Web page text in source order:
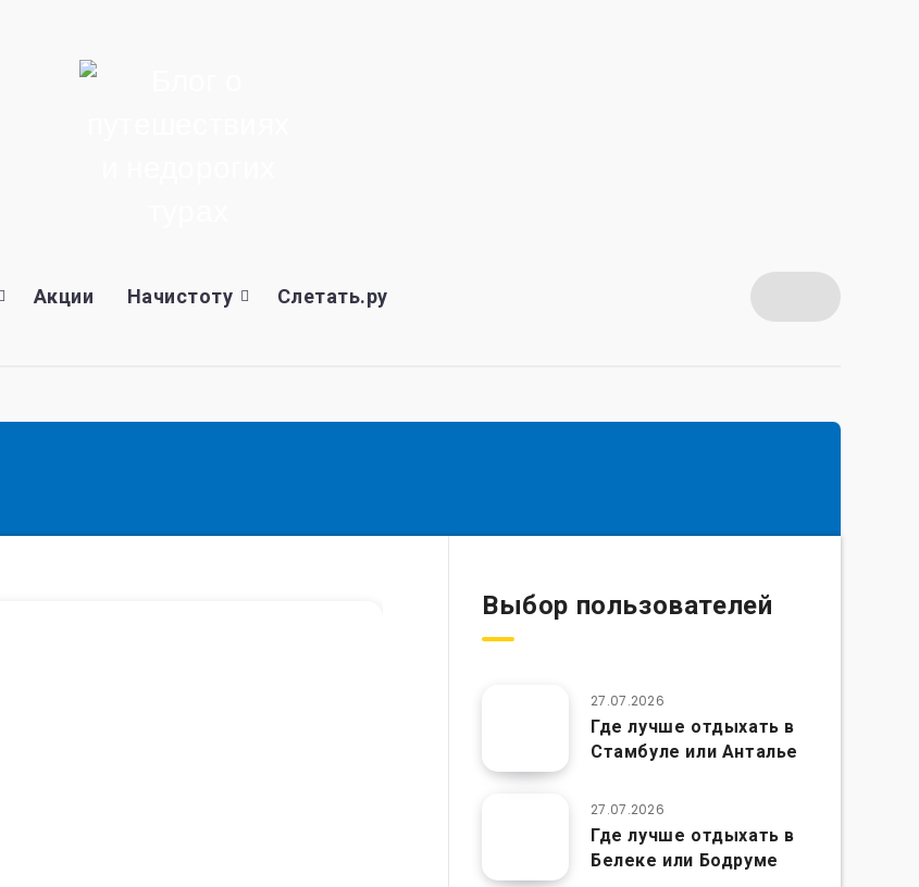
Акции Начистоту Слетать.ру
Выбор пользователей
27.07.2026
Где лучше отдыхать в
Стамбуле или Анталье
27.07.2026
Где лучше отдыхать в
Белеке или Бодруме